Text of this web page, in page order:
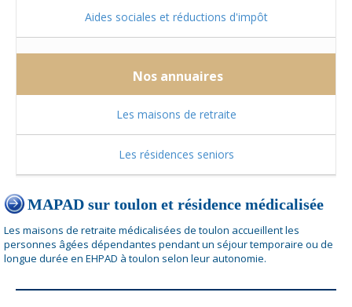
Aides sociales et réductions d'impôt
Nos annuaires
Les maisons de retraite
Les résidences seniors
MAPAD sur toulon et résidence médicalisée
Les maisons de retraite médicalisées de toulon accueillent les
personnes âgées dépendantes pendant un séjour temporaire ou de
longue durée en EHPAD à toulon selon leur autonomie.